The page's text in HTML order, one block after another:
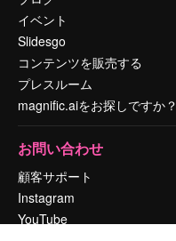
イベント
Slidesgo
コンテンツを販売する
プレスルーム
magnific.aiをお探しですか？
お問い合わせ
顧客サポート
Instagram
YouTube